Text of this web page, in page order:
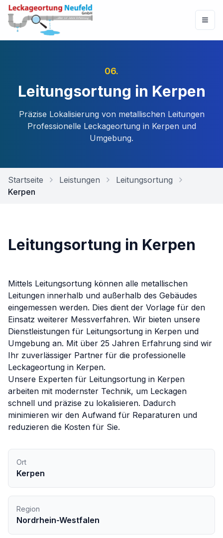
06.
Leitungsortung in Kerpen
Präzise Lokalisierung von metallischen Leitungen
Professionelle Leckageortung in Kerpenund
Umgebung.
Startseite Leistungen
Leitungsortung
Kerpen
Leitungsortung in Kerpen
Mittels Leitungsortung können alle metallischen
Leitungen innerhalb und außerhalb des Gebäudes
eingemessen werden. Dies dient der Vorlage für den
Einsatz weiterer Messverfahren. Wir bieten unsere
Dienstleistungen für Leitungsortung in Kerpen und
Umgebung an. Mit über 25 Jahren Erfahrung sind wir
Ihr zuverlässiger Partner für die professionelle
Leckageortung in Kerpen.
Unsere Experten für Leitungsortung in Kerpen
arbeiten mit modernster Technik, um Leckagen
schnell und präzise zu lokalisieren. Dadurch
minimieren wir den Aufwand für Reparaturen und
reduzieren die Kosten für Sie.
Ort
Kerpen
Region
Nordrhein-Westfalen